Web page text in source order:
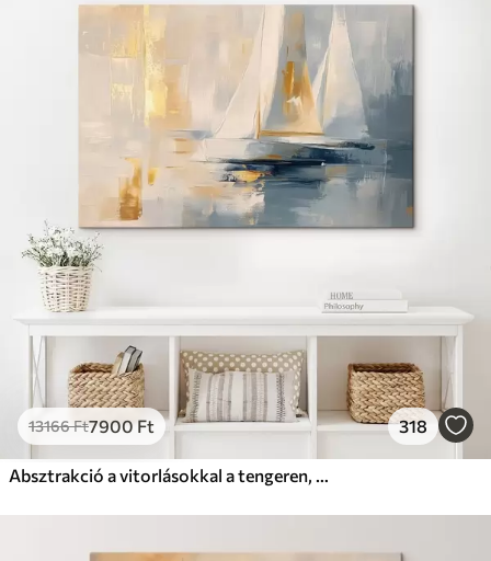
13166Ft7900 Ft 318
Absztrakció a vitorlásokkal a tengeren, akril stílusban, naplemente